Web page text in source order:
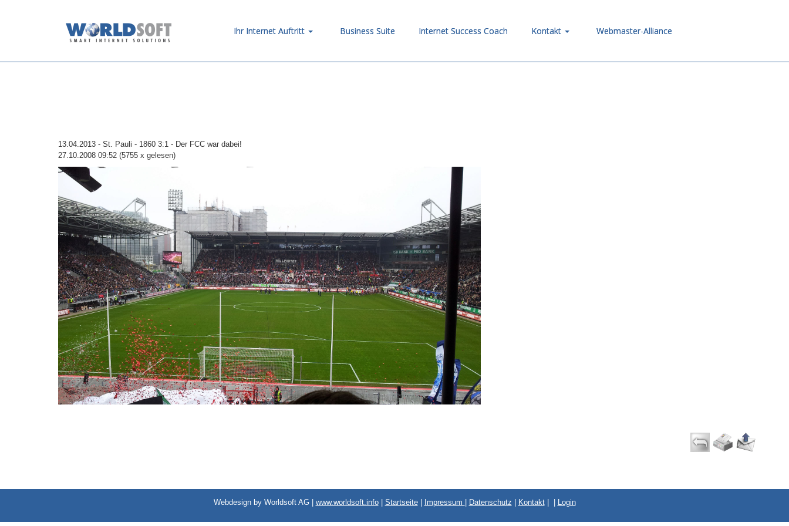
Ihr Internet Auftritt Business Suite Internet Success Coach Kontakt Webmaster-Alliance
13.04.2013 - St. Pauli - 1860 3:1 - Der FCC war dabei!
27.10.2008 09:52 (5755 x gelesen)
Webdesign by Worldsoft AG | www.worldsoft.info| Startseite| Impressum Datenschutz Kontakt| Login